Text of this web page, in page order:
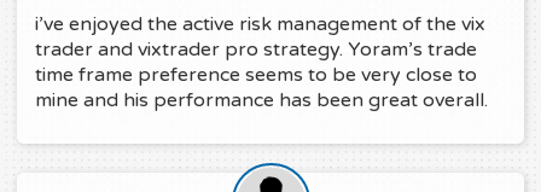
i’ve enjoyed the active risk management of the vix
trader and vixtrader pro strategy. Yoram’s trade
time frame preference seems to be very close to
mine and his performance has been great overall.